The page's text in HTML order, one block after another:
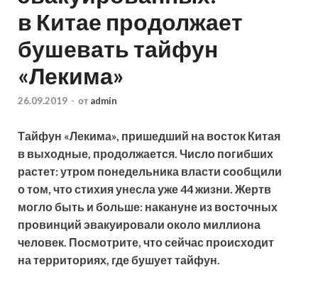
в Китае продолжает
бушевать тайфун
«Лекима»
26.09.2019 - от admin
Тайфун «Лекима», пришедший на восток Китая
в выходные, продолжается. Число погибших
растет: утром понедельника власти сообщили
о том, что стихия унесла уже 44 жизни. Жертв
могло быть и больше: накануне из восточных
провинций эвакуировали около миллиона
человек. Посмотрите, что сейчас происходит
на территориях, где бушует тайфун.